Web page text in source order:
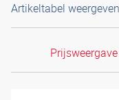
Artikeltabel weergeven